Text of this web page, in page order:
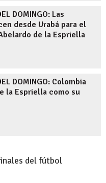
DOMINGO: Las
desde Urabá para el
de la Espriella
DOMINGO: Colombia
la Espriella como su
del fútbol